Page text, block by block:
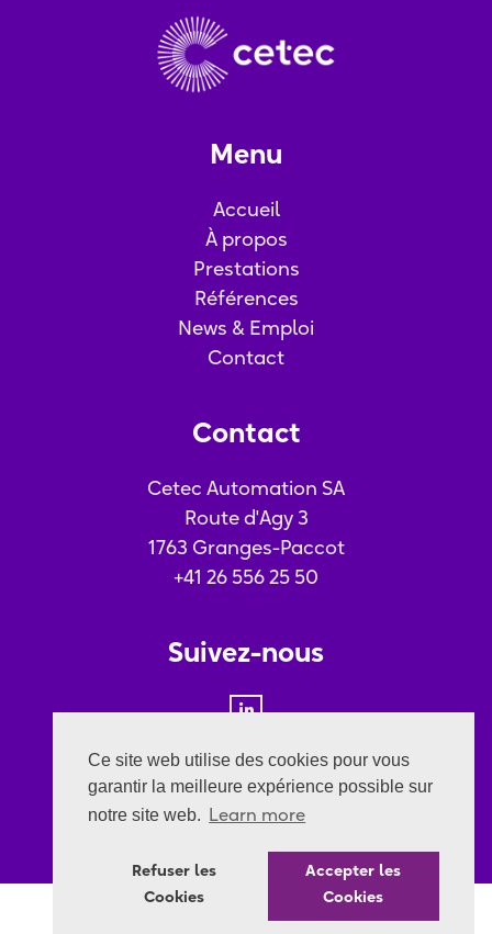
Ce site web utilise des cookies pour vous
garantir la meilleure expérience possible sur
notre site web. Learn more
Refuser les
Cookies
Accepter les
Cookies
Menu
Accueil
À propos
Prestations
Références
News & Emploi
Contact
Contact
Cetec Automation SA
Route d'Agy 3
1763 Granges-Paccot
+41 26 556 25 50
Suivez-nous
Nos certifications
© Copyrights 2021 Cetec SA. All rights reserved.